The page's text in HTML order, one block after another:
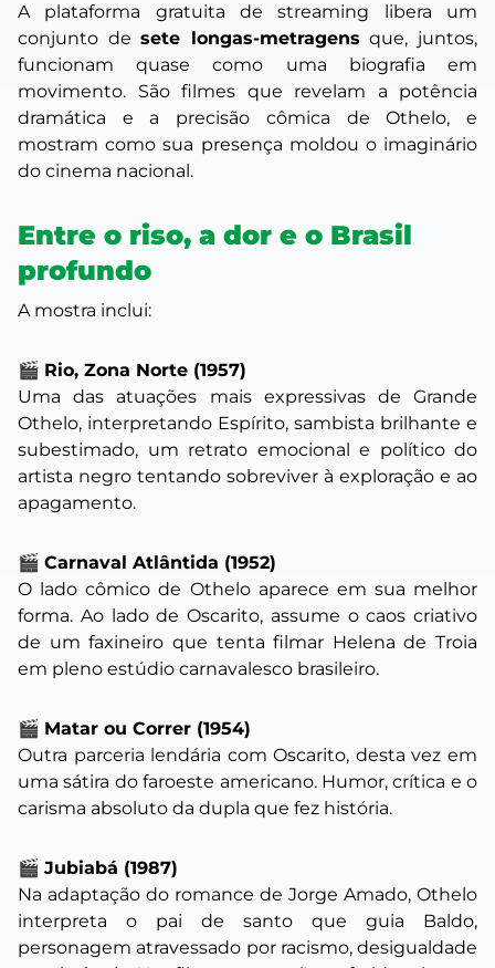
A plataforma gratuita de streaming libera um
conjunto desete longas-metragens que, juntos,
funcionam quase como uma biografia em
movimento. São filmes que revelam a potência
dramática e a precisão cômica de Othelo, e
mostram como sua presença moldou o imaginário
do cinema nacional.
Entre o riso, a dor e o Brasil
profundo
A mostra inclui:
🎬 Rio, Zona Norte (1957)
Uma das atuações mais expressivas de Grande
Othelo, interpretando Espírito, sambista brilhante e
subestimado, um retrato emocional e político do
artista negro tentando sobreviver à exploração e ao
apagamento.
🎬 Carnaval Atlântida (1952)
O lado cômico de Othelo aparece em sua melhor
forma. Ao lado de Oscarito, assume o caos criativo
de um faxineiro que tenta filmar Helena de Troia
em pleno estúdio carnavalesco brasileiro.
🎬 Matar ou Correr (1954)
Outra parceria lendária com Oscarito, desta vez em
uma sátira do faroeste americano. Humor, crítica e o
carisma absoluto da dupla que fez história.
🎬 Jubiabá (1987)
Na adaptação do romance de Jorge Amado, Othelo
interpreta o pai de santo que guia Baldo,
personagem atravessado por racismo, desigualdade